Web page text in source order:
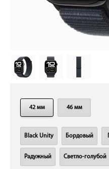
42 мм 46 мм
Black Unity Бордовый
Радужный Светло-голубой